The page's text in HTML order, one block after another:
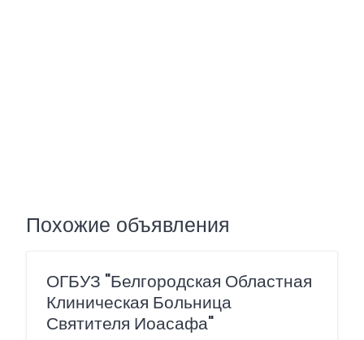
Похожие объявления
ОГБУЗ "Белгородская Областная
Клиническая Больница
Святителя Иоасафа"